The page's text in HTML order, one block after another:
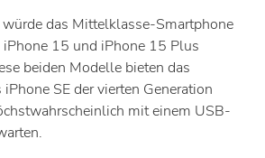
das Mittelklasse-Smartphone
15 und iPhone 15 Plus
beiden Modelle bieten das
SE der vierten Generation
mit einem USB-